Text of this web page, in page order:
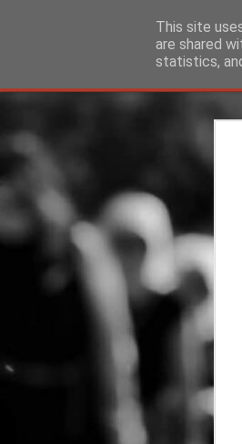
This site
are shared
statistics,
"Ερασιτέχνες